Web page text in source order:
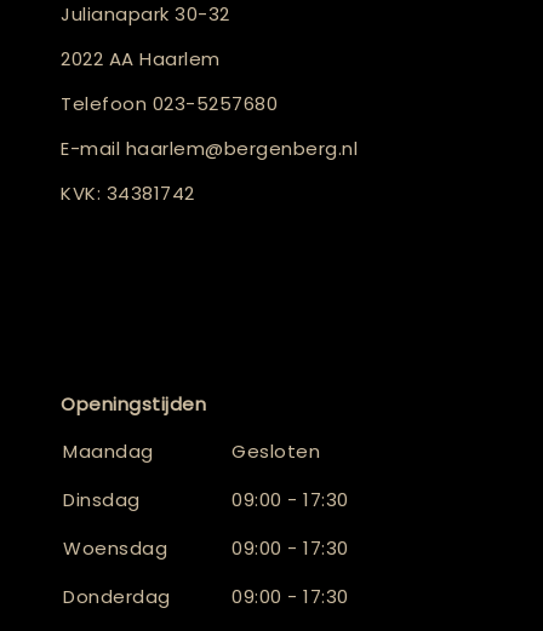
Julianapark 30-32
2022 AA Haarlem
Telefoon 023-5257680
E-mail haarlem@bergenberg.nl
KVK: 34381742
Openingstijden
Maandag
Gesloten
Dinsdag
09:00 - 17:30
Woensdag
09:00 - 17:30
Donderdag
09:00 - 17:30